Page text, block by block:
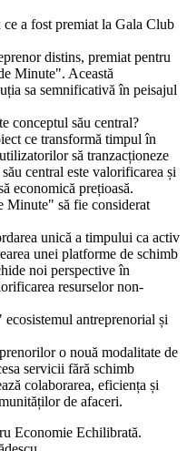
a fost premiat la Gala Club
distins, premiat pentru
Minute". Această
sa semnificativă în peisajul
conceptul său central?
ce transformă timpul în
să tranzacționeze
central este valorificarea și
economică prețioasă.
Minute" să fie considerat
unică a timpului ca activ
unei platforme de schimb
noi perspective în
resurselor non-
antreprenorial și
o nouă modalitate de
servicii fără schimb
colaborarea, eficiența și
de afaceri.
Economie Echilibrată.